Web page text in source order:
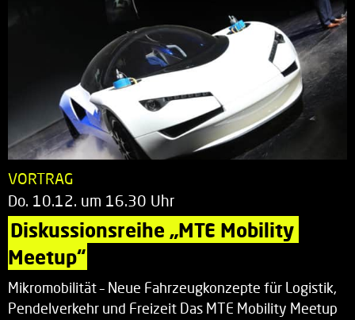
VORTRAG
Do. 10.12. um 16.30 Uhr
Diskussionsreihe „MTE Mobility
Meetup“
Mikromobilität – Neue Fahrzeugkonzepte für Logistik,
Pendelverkehr und Freizeit Das MTE Mobility Meetup